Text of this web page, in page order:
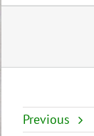
Previous